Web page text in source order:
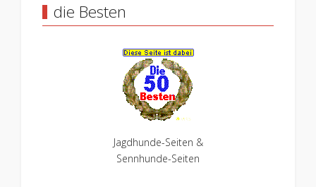
die Besten
Jagdhunde-Seiten &
Sennhunde-Seiten